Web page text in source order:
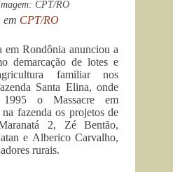
CPT/RO
em CPT/RO
em Rondônia anunciou a
demarcação de lotes e
familiar nos
Santa Elina, onde
o Massacre em
fazenda os projetos de
2, Zé Bentão,
e Alberico Carvalho,
rurais.